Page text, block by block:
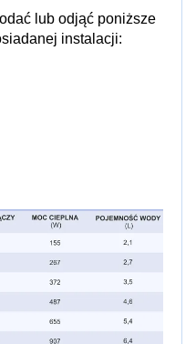
lub odjąć poniższe
instalacji: